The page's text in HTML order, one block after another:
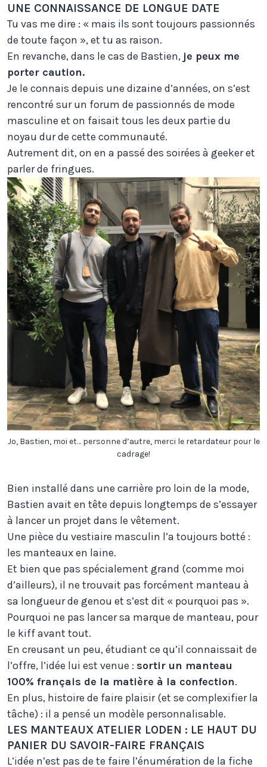
UNE CONNAISSANCE DE LONGUE DATE
Tu vas me dire : « mais ils sont toujours passionnés
de toute façon », et tu as raison.
En revanche, dans le cas de Bastien, je peux me
porter caution.
Je le connais depuis une dizaine d’années, on s’est
rencontré sur un forum de passionnés de mode
masculine et on faisait tous les deux partie du
noyau dur de cette communauté.
Autrement dit, on en a passé des soirées à geeker et
parler de fringues.
Jo, Bastien, moi et… personne d’autre, merci le retardateur pour le
cadrage!
Bien installé dans une carrière pro loin de la mode,
Bastien avait en tête depuis longtemps de s’essayer
à lancer un projet dans le vêtement.
Une pièce du vestiaire masculin l’a toujours botté :
les manteaux en laine.
Et bien que pas spécialement grand (comme moi
d’ailleurs), il ne trouvait pas forcément manteau à
sa longueur de genou et s’est dit « pourquoi pas ».
Pourquoi ne pas lancer sa marque de manteau, pour
le kiff avant tout.
En creusant un peu, étudiant ce qu’il connaissait de
l’offre, l’idée lui est venue : sortir un manteau
100% français de la matière à la confection.
En plus, histoire de faire plaisir (et se complexifier la
tâche) : il a pensé un modèle personnalisable.
LES MANTEAUX ATELIER LODEN : LE HAUT DU
PANIER DU SAVOIR-FAIRE FRANÇAIS
L’idée n’est pas de te faire l’énumération de la fiche